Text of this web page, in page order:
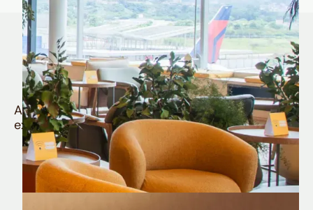
Quem é Nomad tem
muito mais
Aproveite todos os benefícios e vantagens
exclusivas da sua Conta Internacional